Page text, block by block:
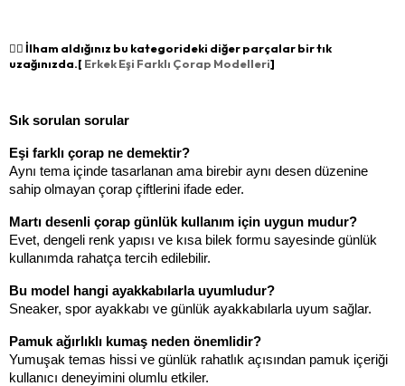
👉🏻 İlham aldığınız bu kategorideki diğer parçalar bir tık
uzağınızda.[ Erkek Eşi Farklı Çorap Modelleri]
Sık sorulan sorular
Eşi farklı çorap ne demektir?
Aynı tema içinde tasarlanan ama birebir aynı desen düzenine
sahip olmayan çorap çiftlerini ifade eder.
Martı desenli çorap günlük kullanım için uygun mudur?
Evet, dengeli renk yapısı ve kısa bilek formu sayesinde günlük
kullanımda rahatça tercih edilebilir.
Bu model hangi ayakkabılarla uyumludur?
Sneaker, spor ayakkabı ve günlük ayakkabılarla uyum sağlar.
Pamuk ağırlıklı kumaş neden önemlidir?
Yumuşak temas hissi ve günlük rahatlık açısından pamuk içeriği
kullanıcı deneyimini olumlu etkiler.